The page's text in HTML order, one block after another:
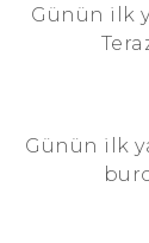
Günün ilk
Günün ilk